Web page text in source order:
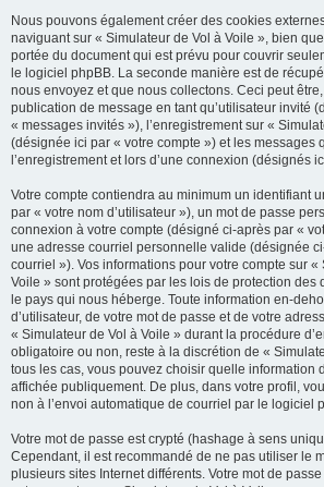
Nous pouvons également créer des cookies
naviguant sur « Simulateur de Vol à Voile », bien
portée du document qui est prévu pour couvrir
le logiciel phpBB. La seconde manière est de
nous envoyez et que nous collectons. Ceci peut
publication de message en tant qu’utilisateur invité
« messages invités »), l’enregistrement sur «
(désignée ici par « votre compte ») et les messages
l’enregistrement et lors d’une connexion (désignés
Votre compte contiendra au minimum un identifiant
par « votre nom d’utilisateur »), un mot de passe
connexion à votre compte (désigné ci-après par «
une adresse courriel personnelle valide (désignée
courriel »). Vos informations pour votre compte sur «
Voile » sont protégées par les lois de protection
le pays qui nous héberge. Toute information en-
d’utilisateur, de votre mot de passe et de votre
« Simulateur de Vol à Voile » durant la procédure
obligatoire ou non, reste à la discrétion de «
tous les cas, vous pouvez choisir quelle information
affichée publiquement. De plus, dans votre profil,
non à l’envoi automatique de courriel par le logiciel
Votre mot de passe est crypté (hashage à sens
Cependant, il est recommandé de ne pas utiliser le
plusieurs sites Internet différents. Votre mot de